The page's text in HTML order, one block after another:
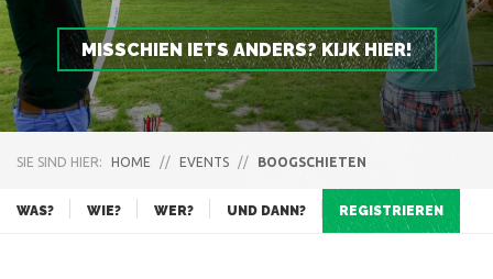
MISSCHIEN IETS ANDERS? KIJK HIER!
SIE SIND HIER: HOME // EVENTS // BOOGSCHIETEN
WAS? WIE? WER? UND DANN? REGISTRIEREN